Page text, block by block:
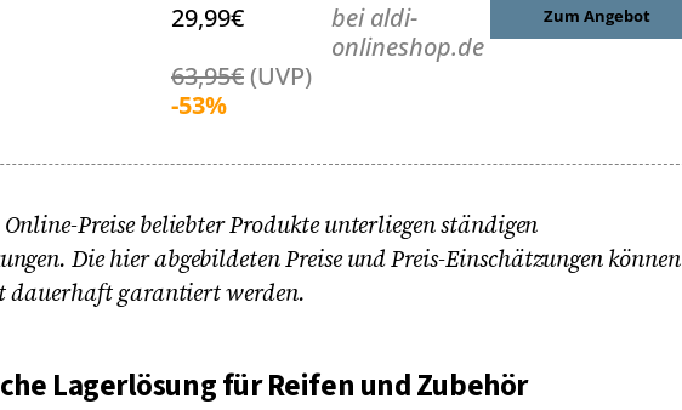
29,99€
63,95€(UVP)
-53%
bei aldi-
onlineshop.de
Zum Angebot
Online-Preise beliebter Produkte unterliegen ständigen
Die hier abgebildeten Preise und Preis-Einschätzungen können
dauerhaft garantiert werden.
Lagerlösung für Reifen und Zubehör